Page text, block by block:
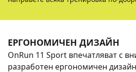
ЕРГОНОМИЧЕН ДИЗАЙН
OnRun 11 Sport впечатляват с
разработен ергономичен